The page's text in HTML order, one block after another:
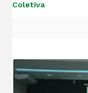
Coletiva